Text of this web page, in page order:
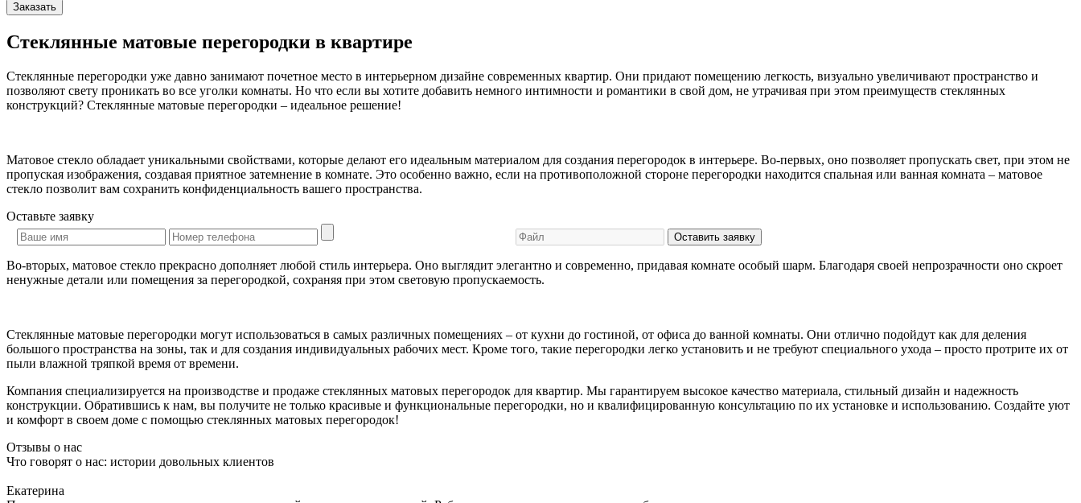
Заказать
Стеклянные матовые перегородки в квартире
Стеклянные перегородки уже давно занимают почетное место в интерьерном дизайне современных квартир. Они придают помещению легкость, визуально увеличивают пространство и
позволяют свету проникать во все уголки комнаты. Но что если вы хотите добавить немного интимности и романтики в свой дом, не утрачивая при этом преимуществ стеклянных
конструкций? Стеклянные матовые перегородки – идеальное решение!
Матовое стекло обладает уникальными свойствами, которые делают его идеальным материалом для создания перегородок в интерьере. Во-первых, оно позволяет пропускать свет, при этом не
пропуская изображения, создавая приятное затемнение в комнате. Это особенно важно, если на противоположной стороне перегородки находится спальная или ванная комната – матовое
стекло позволит вам сохранить конфиденциальность вашего пространства.
Оставьте заявку
Оставить заявку
Во-вторых, матовое стекло прекрасно дополняет любой стиль интерьера. Оно выглядит элегантно и современно, придавая комнате особый шарм. Благодаря своей непрозрачности оно скроет
ненужные детали или помещения за перегородкой, сохраняя при этом световую пропускаемость.
Стеклянные матовые перегородки могут использоваться в самых различных помещениях – от кухни до гостиной, от офиса до ванной комнаты. Они отлично подойдут как для деления
большого пространства на зоны, так и для создания индивидуальных рабочих мест. Кроме того, такие перегородки легко установить и не требуют специального ухода – просто протрите их от
пыли влажной тряпкой время от времени.
Компания специализируется на производстве и продаже стеклянных матовых перегородок для квартир. Мы гарантируем высокое качество материала, стильный дизайн и надежность
конструкции. Обратившись к нам, вы получите не только красивые и функциональные перегородки, но и квалифицированную консультацию по их установке и использованию. Создайте уют
и комфорт в своем доме с помощью стеклянных матовых перегородок!
Отзывы о нас
Что говорят о нас: истории довольных клиентов
Екатерина